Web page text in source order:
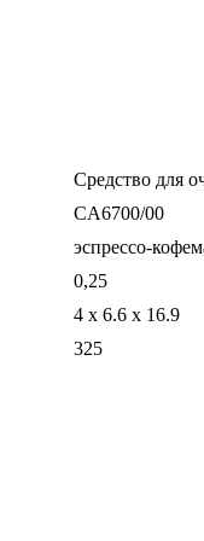
Средство для
CA6700/00
эспрессо-
0,25
4 x 6.6 x 16.9
325